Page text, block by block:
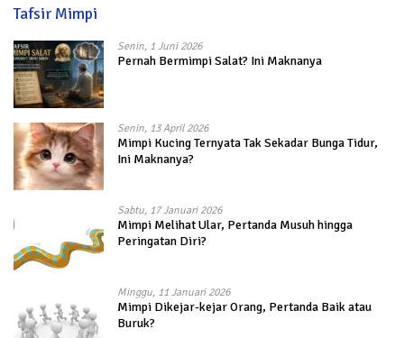
Tafsir Mimpi
Senin, 1 Juni 2026
Pernah Bermimpi Salat? Ini Maknanya
Senin, 13 April 2026
Mimpi Kucing Ternyata Tak Sekadar Bunga Tidur,
Ini Maknanya?
Sabtu, 17 Januari 2026
Mimpi Melihat Ular, Pertanda Musuh hingga
Peringatan Diri?
Minggu, 11 Januari 2026
Mimpi Dikejar-kejar Orang, Pertanda Baik atau
Buruk?